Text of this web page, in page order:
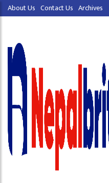
About Us Contact Us Archives